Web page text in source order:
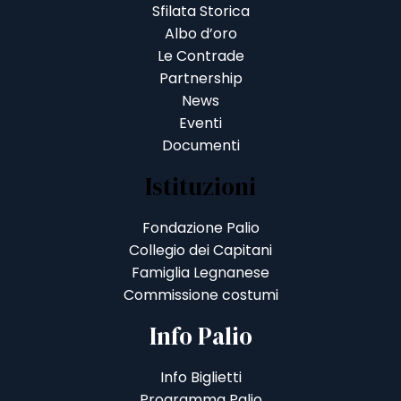
Sfilata Storica
Albo d’oro
Le Contrade
Partnership
News
Eventi
Documenti
Istituzioni
Fondazione Palio
Collegio dei Capitani
Famiglia Legnanese
Commissione costumi
Info Palio
Info Biglietti